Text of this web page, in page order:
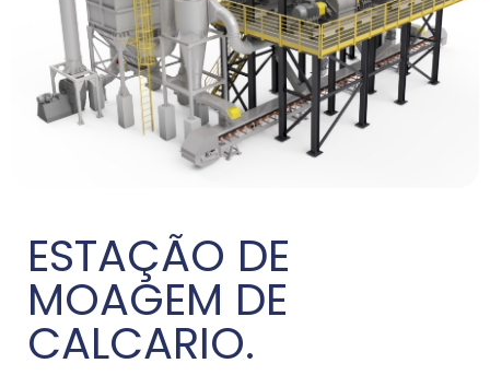
ESTAÇÃO DE
MOAGEM DE
CALCARIO.